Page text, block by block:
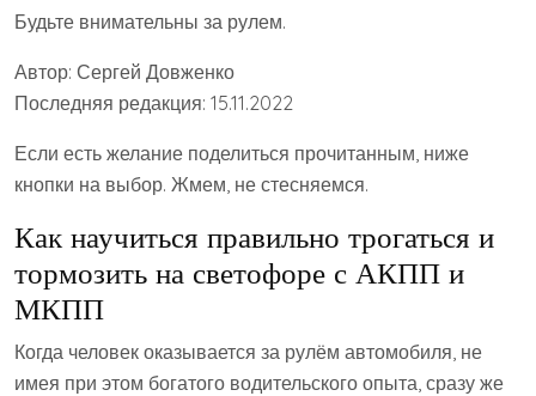
Будьте внимательны за рулем.
Автор: Сергей Довженко
Последняя редакция: 15.11.2022
Если есть желание поделиться прочитанным, ниже
кнопки на выбор. Жмем, не стесняемся.
Как научиться правильно трогаться и
тормозить на светофоре с АКПП и
МКПП
Когда человек оказывается за рулём автомобиля, не
имея при этом богатого водительского опыта, сразу же